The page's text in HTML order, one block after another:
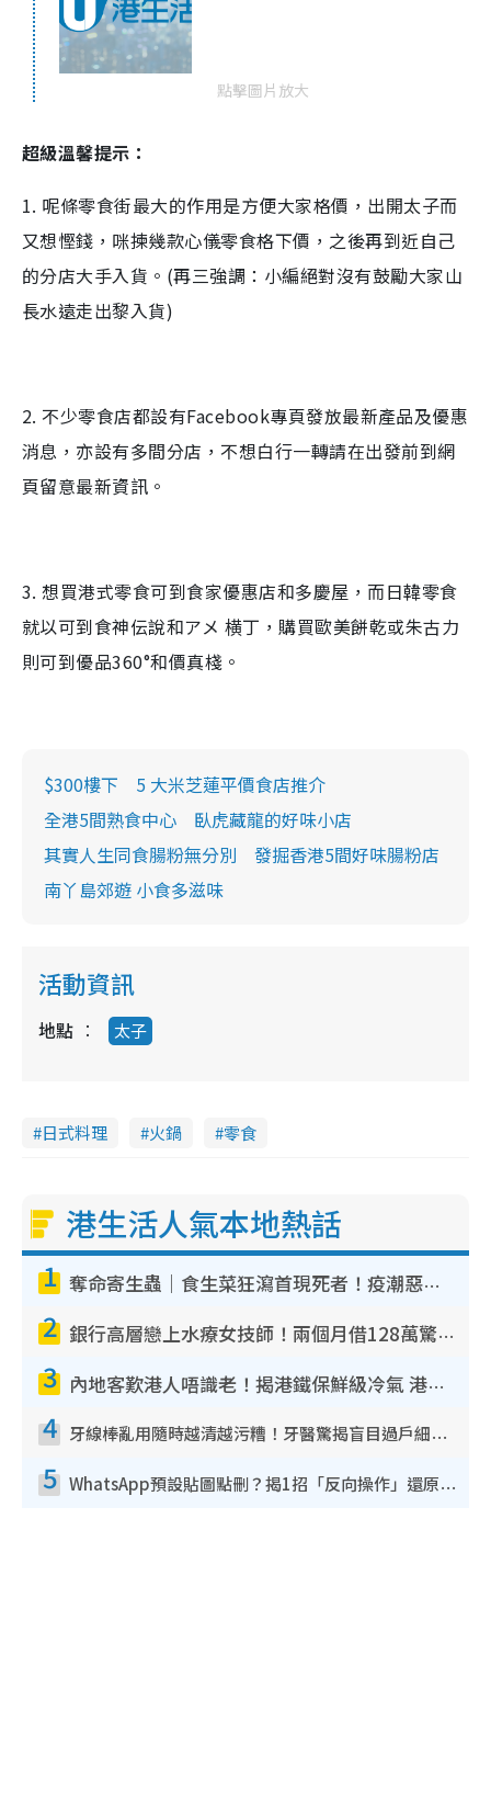
點擊圖片放大
超級溫馨提示：
1. 呢條零食街最大的作用是方便大家格價，出開太子而
又想慳錢，咪揀幾款心儀零食格下價，之後再到近自己
的分店大手入貨。(再三強調：小編絕對沒有鼓勵大家山
長水遠走出黎入貨)
2. 不少零食店都設有Facebook專頁發放最新產品及優惠
消息，亦設有多間分店，不想白行一轉請在出發前到網
頁留意最新資訊。
3. 想買港式零食可到食家優惠店和多慶屋，而日韓零食
就以可到食神伝說和アメ 横丁，購買歐美餅乾或朱古力
則可到優品360°和價真棧。
$300樓下 5 大米芝蓮平價食店推介
全港5間熟食中心 臥虎藏龍的好味小店
其實人生同食腸粉無分別 發掘香港5間好味腸粉店
南丫島郊遊 小食多滋味
活動資訊
地點 太子
日式料理 火鍋 零食
港生活人氣本地熱話
1 奪命寄生蟲｜食生菜狂瀉首現死者！疫潮惡化錄1.8萬宗病例 揭洗菜3大謬誤
2 銀行高層戀上水療女技師！兩個月借128萬驚覺「沉船」沉落火海 揭背後疑似邪教操控賣淫
3 內地客歎港人唔識老！揭港鐵保鮮級冷氣 港人求放過：咪投訴
4 牙線棒亂用隨時越清越污糟！牙醫驚揭盲目過戶細菌恐致蛀牙：呢種先係日常真保養
5 WhatsApp預設貼圖點刪？揭1招「反向操作」還原簡潔介面 附3步實測教學